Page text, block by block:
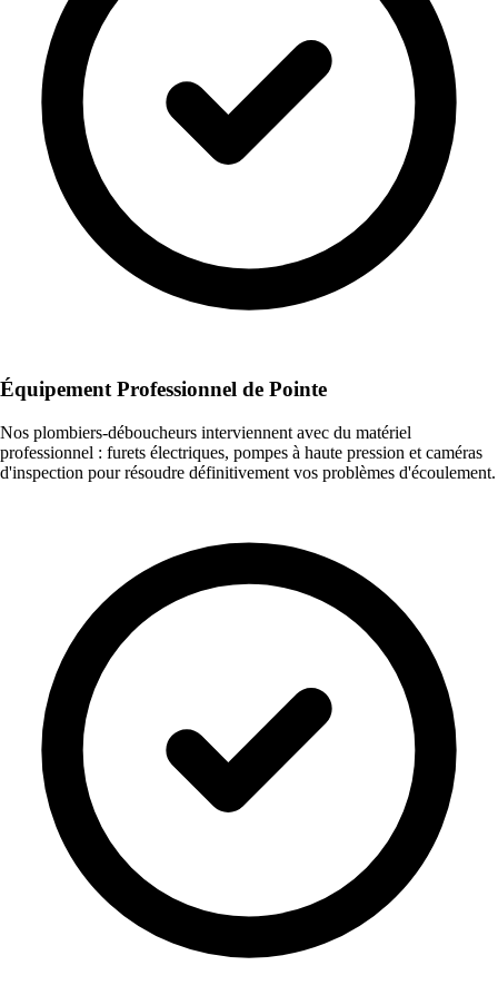
Équipement Professionnel de Pointe
Nos plombiers-déboucheurs interviennent avec du matériel
professionnel : furets électriques, pompes à haute pression et caméras
d'inspection pour résoudre définitivement vos problèmes d'écoulement.